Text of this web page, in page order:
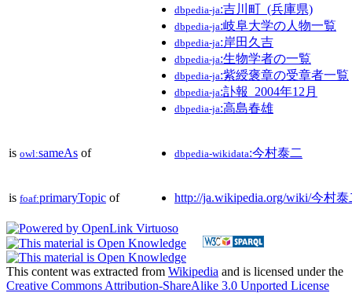
dbpedia-ja:吉川町_(兵庫県)
dbpedia-ja:岐阜大学の人物一覧
dbpedia-ja:岸田久吉
dbpedia-ja:生物学者の一覧
dbpedia-ja:紫綬褒章の受章者一覧
dbpedia-ja:訃報_2004年12月
dbpedia-ja:高島春雄
is owl:sameAs of dbpedia-wikidata:今村泰二
is foaf:primaryTopic of http://ja.wikipedia.org/wiki/今村泰
This content was extracted from Wikipedia and is licensed under the
Creative Commons Attribution-ShareAlike 3.0 Unported License